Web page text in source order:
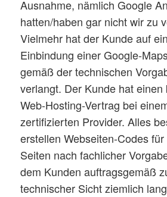
Ausnahme, nämlich Google
hatten/haben gar nicht wir zu
Vielmehr hat der Kunde auf
Einbindung einer Google-
gemäß der technischen
verlangt. Der Kunde hat einen
Web-Hosting-Vertrag bei
zertifizierten Provider. Alles
erstellen Webseiten-Codes
Seiten nach fachlicher
dem Kunden auftragsgemäß
technischer Sicht ziemlich